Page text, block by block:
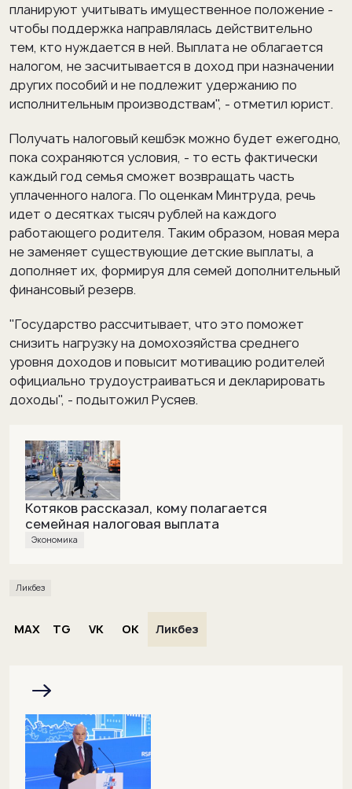
планируют учитывать имущественное положение -
чтобы поддержка направлялась действительно
тем, кто нуждается в ней. Выплата не облагается
налогом, не засчитывается в доход при назначении
других пособий и не подлежит удержанию по
исполнительным производствам", - отметил юрист.
Получать налоговый кешбэк можно будет ежегодно,
пока сохраняются условия, - то есть фактически
каждый год семья сможет возвращать часть
уплаченного налога. По оценкам Минтруда, речь
идет о десятках тысяч рублей на каждого
работающего родителя. Таким образом, новая мера
не заменяет существующие детские выплаты, а
дополняет их, формируя для семей дополнительный
финансовый резерв.
"Государство рассчитывает, что это поможет
снизить нагрузку на домохозяйства среднего
уровня доходов и повысит мотивацию родителей
официально трудоустраиваться и декларировать
доходы", - подытожил Русяев.
Котяков рассказал, кому полагается
семейная налоговая выплата
Экономика
Ликбез
MAX TG VK OK Ликбез